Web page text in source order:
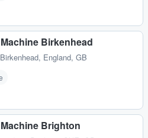
Birkenhead
Birkenhead, England, GB
Brighton